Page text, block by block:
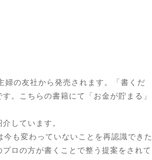
婦の友社から発売されます。「書くだ
。こちらの書籍にて「お金が貯まる」
しています。
も変わっていないことを再認識できた
ロの方が書くことで整う提案をされて